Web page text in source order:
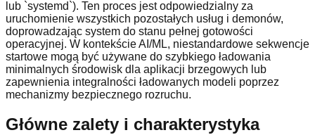
lub `systemd`). Ten proces jest odpowiedzialny za
uruchomienie wszystkich pozostałych usług i demonów,
doprowadzając system do stanu pełnej gotowości
operacyjnej. W kontekście AI/ML, niestandardowe sekwencje
startowe mogą być używane do szybkiego ładowania
minimalnych środowisk dla aplikacji brzegowych lub
zapewnienia integralności ładowanych modeli poprzez
mechanizmy bezpiecznego rozruchu.
Główne zalety i charakterystyka